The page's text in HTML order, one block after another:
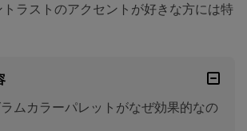
ラストのアクセントが好きな方には特
ムカラーパレットがなぜ効果的なの